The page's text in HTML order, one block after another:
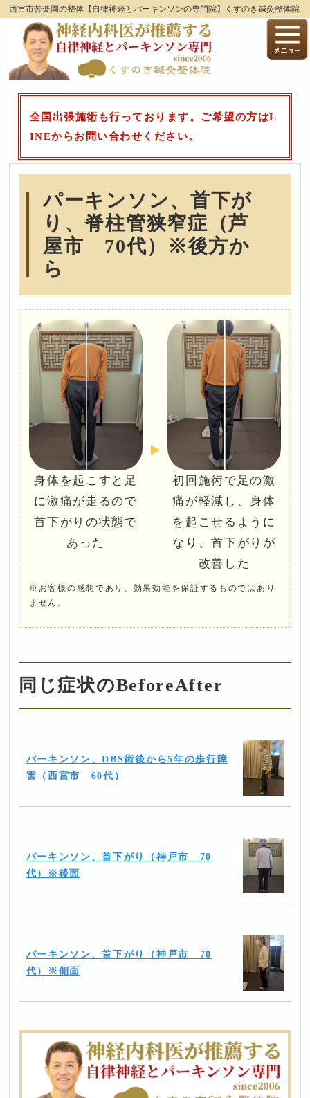
西宮市苦楽園の整体【自律神経とパーキンソンの専門院】くすのき鍼灸整体院
全国出張施術も行っております。ご希望の方はL
INEからお問い合わせください。
パーキンソン、首下が
り、脊柱管狭窄症（芦
屋市 70代）※後方か
ら
身体を起こすと足
に激痛が走るので
首下がりの状態で
あった
初回施術で足の激
痛が軽減し、身体
を起こせるように
なり、首下がりが
改善した
※お客様の感想であり、効果効能を保証するものではあり
ません。
同じ症状のBeforeAfter
パーキンソン、DBS術後から5年の歩行障
害（西宮市 60代）
パーキンソン、首下がり（神戸市 70
代）※後面
パーキンソン、首下がり（神戸市 70
代）※側面